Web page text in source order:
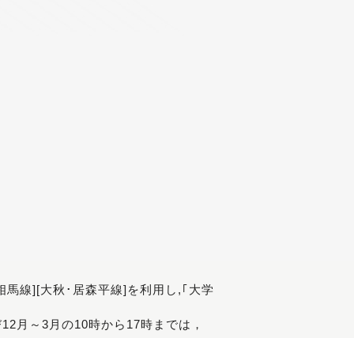
線][大秋･居森平線]を利用し,｢大学
月～3月の10時から17時までは，